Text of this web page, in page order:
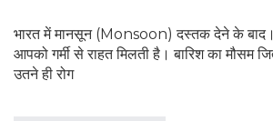
भारत में मानसून (Monsoon) दस्तक देने के बाद।
आपको गर्मी से राहत मिलती है। बारिश का मौसम
उतने ही रोग